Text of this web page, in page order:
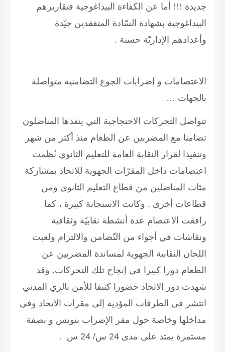
جديدة !!! أما عن الكفاءة البيداغوجية فتقاريرهم
البيداغوجية بشهادة السّادة المتفقدين جيّدة
وأعدادهم الإداريّة حسنة .
الاعتصامات و إضرابات الجوع التضامنية متواصلة
بالجهات …
تتواصل التحركات الاحتجاجية التي ينفذها المناضلون
تضامنا مع المضربين عن الطعام منذ أكثر من شهر
وتنفيذا لقرار النقابة العامة للتعليم الثانوي نُظمت
اعتصامات داخل المقرّات الجهوية للاتحاد بمشاركة
مئات المناضلين من قطاع التعليم الثانوي ومن
قطاعات أخرى . وكانت الاستجابة كبيرة ، كما
رافقت الاعتصام عدة أنشطة نقابيّة وثقافية
ونقاشات في أجواء من التّضامن والالتزام ولعبت
اللجان النقابية الجهوية لمساندة المضربين عن
الطعام دورا كبيرا في إنجاح تلك التحركات. وقد
شهدت دور الاتحاد حضورا كثيفا للأمن بالزي المدني
انتشر في الطرقات المؤدية إلى مقرات الاتحاد وفي
مداخلها وخاصة حول مقر الإضراب بتونس و بصفة
مستمرة يمتد على مدى 24 س/ 24 س .